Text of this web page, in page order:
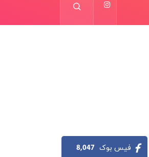
8,047